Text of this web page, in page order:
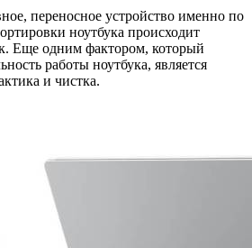
переносное устройство именно по
ноутбука происходит
Еще одним фактором, который
работы ноутбука, является
и чистка.